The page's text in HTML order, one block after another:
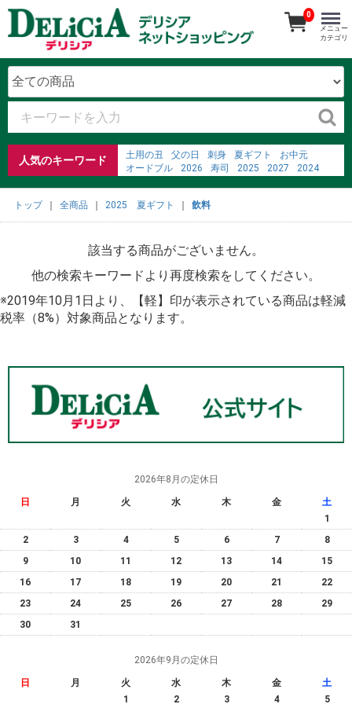
人気のキーワード 土用の丑 父の日 刺身 夏ギフト
お中元
オードブル
2026 寿司 2025 2027
2024
fine dining charlotte nc
ジャム
0
メニュー
カテゴリ
トップ 全商品 2025 夏ギフト 飲料
該当する商品がございません。
他の検索キーワードより再度検索をしてください。
※2019年10月1日より、【軽】印が表示されている商品は軽減
税率（8%）対象商品となります。
2026年8月の定休日
日 月 火 水 木 金
土
1
2
3 4 5 6 7
8
9
10 11 12 13 14
15
16
17 18 19 20 21
22
23
24 25 26 27 28
29
30
31
2026年9月の定休日
日 月 火 水 木 金
土
1
2 3 4 5